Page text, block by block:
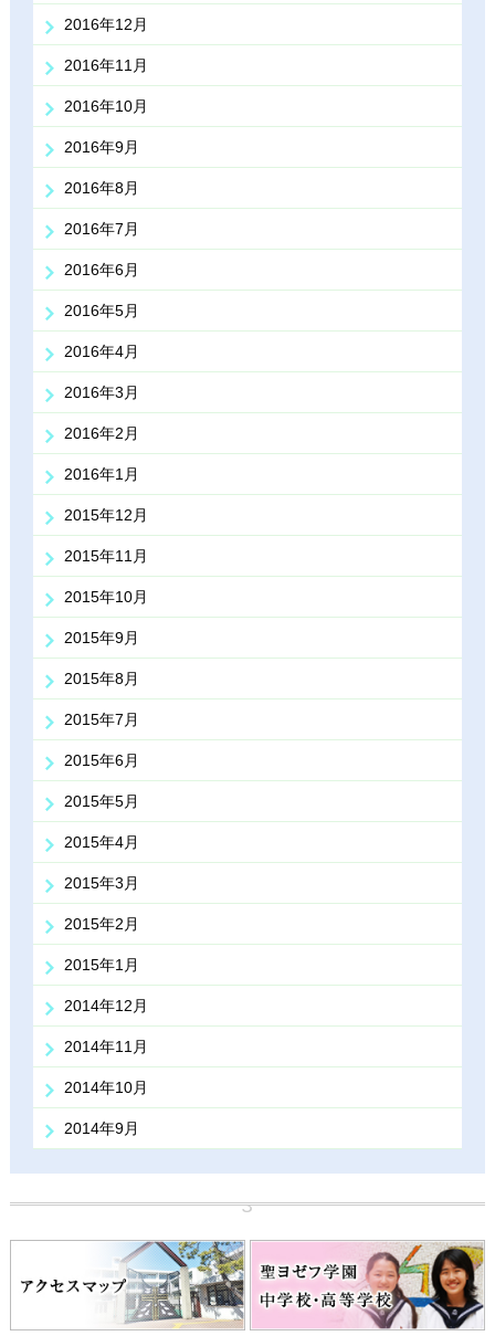
2016年12月
2016年11月
2016年10月
2016年9月
2016年8月
2016年7月
2016年6月
2016年5月
2016年4月
2016年3月
2016年2月
2016年1月
2015年12月
2015年11月
2015年10月
2015年9月
2015年8月
2015年7月
2015年6月
2015年5月
2015年4月
2015年3月
2015年2月
2015年1月
2014年12月
2014年11月
2014年10月
2014年9月